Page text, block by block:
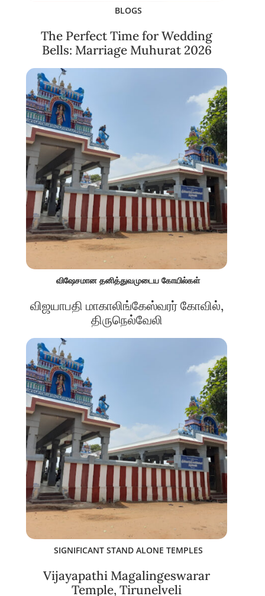
BLOGS
The Perfect Time for Wedding
Bells: Marriage Muhurat 2026
விஷேசமான தனித்துவமுடைய கோயில்கள்
விஜயாபதி மாகாலிங்கேஸ்வரர் கோவில்,
திருநெல்வேலி
SIGNIFICANT STAND ALONE TEMPLES
Vijayapathi Magalingeswarar
Temple, Tirunelveli